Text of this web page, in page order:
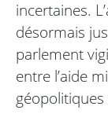
incertaines.
désormais
parlement
entre l’aide